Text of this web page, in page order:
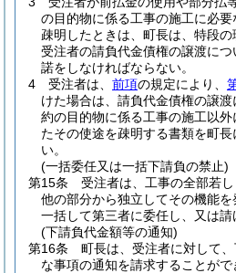
の目的物に係る工事の施工に必
疎明したときは、町長は、特段の
受注者の請負代金債権の譲渡につ
諾をしなければならない。
4
受注者は、 前項の規定により、
けた場合は、請負代金債権の譲
約の目的物に係る工事の施工以
たその使途を疎明する書類を町
い。
(一括委任又は一括下請負の禁止)
第15条
受注者は、工事の全部若
他の部分から独立してその機能
一括して第三者に委任し、又は請
(下請負代金額等の通知)
第16条
町長は、受注者に対して
な事項の通知を請求することがで